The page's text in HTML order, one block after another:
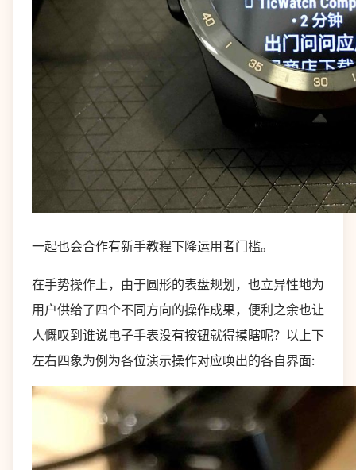
一起也会合作有新手教程下降运用者门槛。
在手势操作上，由于圆形的表盘规划，也立异性地为
用户供给了四个不同方向的操作成果，便利之余也让
人慨叹到谁说电子手表没有按钮就得摸瞎呢？以上下
左右四象为例为各位演示操作对应唤出的各自界面: